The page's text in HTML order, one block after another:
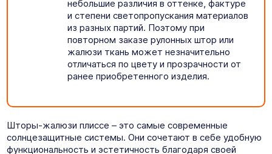
небольшие различия в оттенке, фактуре
и степени светопропускания материалов
из разных партий. Поэтому при
повторном заказе рулонных штор или
жалюзи ткань может незначительно
отличаться по цвету и прозрачности от
ранее приобретенного изделия.
Шторы-жалюзи плиссе – это самые современные
солнцезащитные системы. Они сочетают в себе удобную
функциональность и эстетичность благодаря своей